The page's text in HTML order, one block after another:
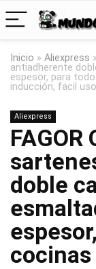
Inicio » Aliexpress »
antiadherente
espesor, para
inducción, facil
Aliexpress
doble